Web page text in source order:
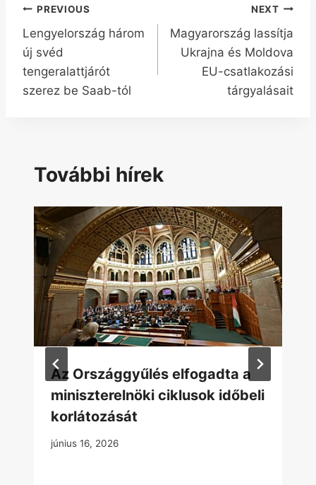
Bejegyzés
navigáció
PREVIOUS
Lengyelország három
új svéd
tengeralattjárót
szerez be Saab-tól
NEXT
Magyarország lassítja
Ukrajna és Moldova
EU-csatlakozási
tárgyalásait
További hírek
Az Országgyűlés elfogadta a
miniszterelnöki ciklusok időbeli
korlátozását
június 16, 2026